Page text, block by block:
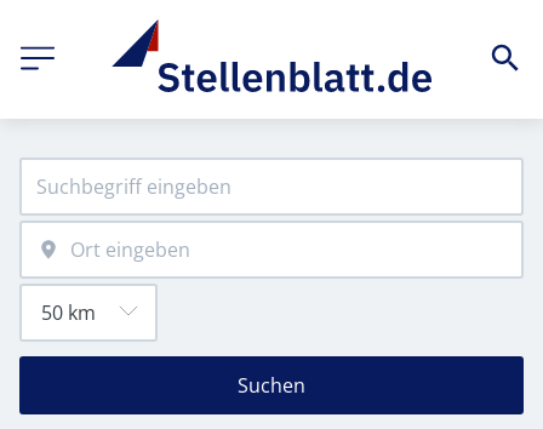
Suchen